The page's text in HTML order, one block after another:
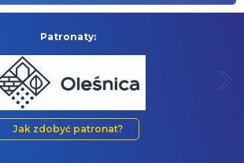
Patronaty:
Jak zdobyć patronat?